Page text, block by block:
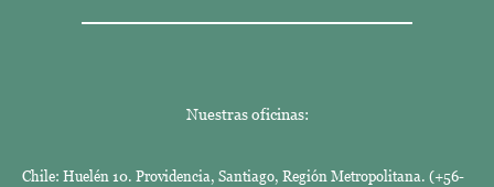
Nuestras oficinas:
Chile: Huelén 10. Providencia, Santiago, Región Metropolitana. (+56-